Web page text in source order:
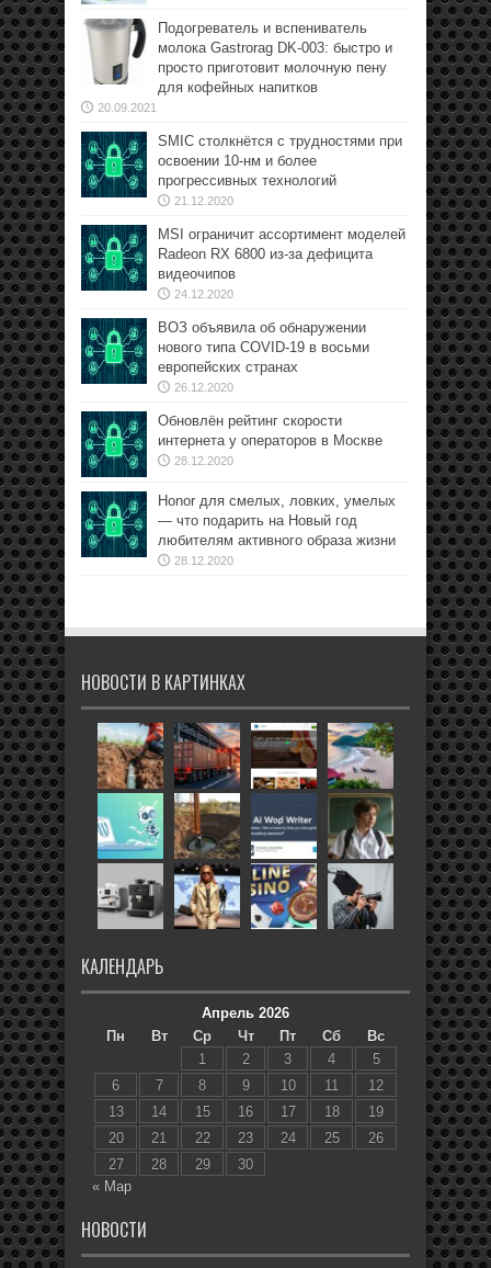
Подогреватель и вспениватель
молока Gastrorag DK-003: быстро и
просто приготовит молочную пену
для кофейных напитков
20.09.2021
SMIC столкнётся с трудностями при
освоении 10-нм и более
прогрессивных технологий
21.12.2020
MSI ограничит ассортимент моделей
Radeon RX 6800 из-за дефицита
видеочипов
24.12.2020
ВОЗ объявила об обнаружении
нового типа COVID-19 в восьми
европейских странах
26.12.2020
Обновлён рейтинг скорости
интернета у операторов в Москве
28.12.2020
Honor для смелых, ловких, умелых
— что подарить на Новый год
любителям активного образа жизни
28.12.2020
НОВОСТИ В КАРТИНКАХ
КАЛЕНДАРЬ
Апрель 2026
Пн
Вт Ср Чт Пт Сб
Вс
1
2 3 4
5
6
7 8 9 10 11
12
13
14 15 16 17 18
19
20
21 22 23 24 25
26
27
28 29
30
« Мар
НОВОСТИ